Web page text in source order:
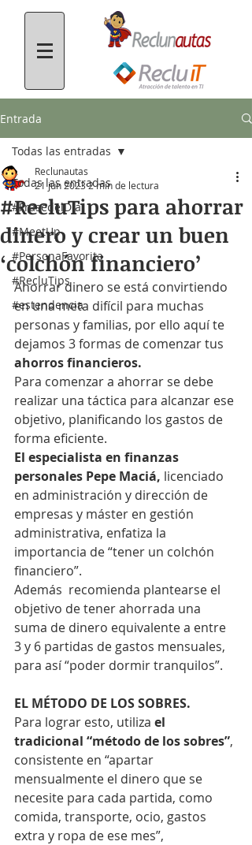
Entrada
Todas las entradas
#FrasedelDía
#MeetUp
#PersonaFavorita
#RecluTips
#estendencia
Todas las entradas
#RecluTips para ahorrar
dinero y crear un buen
‘colchón financiero’
Reclunautas
21 jun 20232 min de lectura
Ahorrar dinero se está convirtiendo
en una meta difícil para muchas
personas y familias, por ello aquí te
dejamos 3 formas de comenzar tus
ahorros financieros.
Para comenzar a ahorrar se debe
realizar una táctica para alcanzar ese
objetivo, planificando los gastos de
forma eficiente.
El especialista en finanzas
personales Pepe Maciá, licenciado
en administración y dirección de
empresas y máster en gestión
administrativa, enfatiza la
importancia de “tener un colchón
financiero”.
Además  recomienda plantearse el
objetivo de tener ahorrada una
suma de dinero equivalente a entre
3 y 6 partidas de gastos mensuales,
para así “poder dormir tranquilos”.
EL MÉTODO DE LOS SOBRES.
Para lograr esto, utiliza el
tradicional “método de los sobres”,
consistente en “apartar
mensualmente el dinero que se
necesite para cada partida, como
comida, transporte, ocio, gastos
extra y ropa de ese mes”,